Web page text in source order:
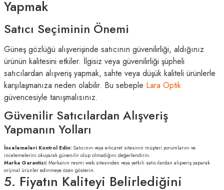
Yapmak
Satıcı Seçiminin Önemi
Güneş gözlüğü alışverişinde satıcının güvenilirliği, aldığınız
ürünün kalitesini etkiler. İlgisiz veya güvenilirliği şüpheli
satıcılardan alışveriş yapmak, sahte veya düşük kaliteli ürünlerle
karşılaşmanıza neden olabilir. Bu sebeple Lara Optik
güvencesiyle tanışmalısınız.
Güvenilir Satıcılardan Alışveriş
Yapmanın Yolları
İncelemeleri Kontrol Edin: Satıcının veya e-ticaret sitesinin müşteri yorumlarını ve
incelemelerini okuyarak güvenilir olup olmadığını değerlendirin.
Marka Garantisi: Markanın resmi web sitesinden veya yetkili satıcılardan alışveriş yaparak
orijinal ürünler edinmeye özen gösterin.
5. Fiyatın Kaliteyi Belirlediğini